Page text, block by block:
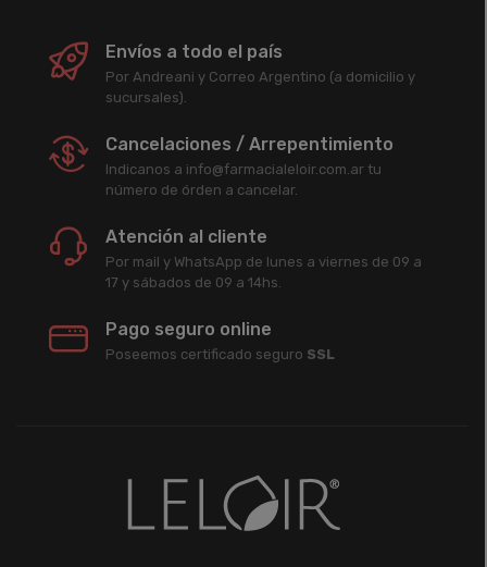
Envíos a todo el país
Por Andreani y Correo Argentino (a domicilio y
sucursales).
Cancelaciones / Arrepentimiento
Indicanos a info@farmacialeloir.com.ar tu
número de órden a cancelar.
Atención al cliente
Por mail y WhatsApp de lunes a viernes de 09 a
17 y sábados de 09 a 14hs.
Pago seguro online
Poseemos certificado seguro SSL